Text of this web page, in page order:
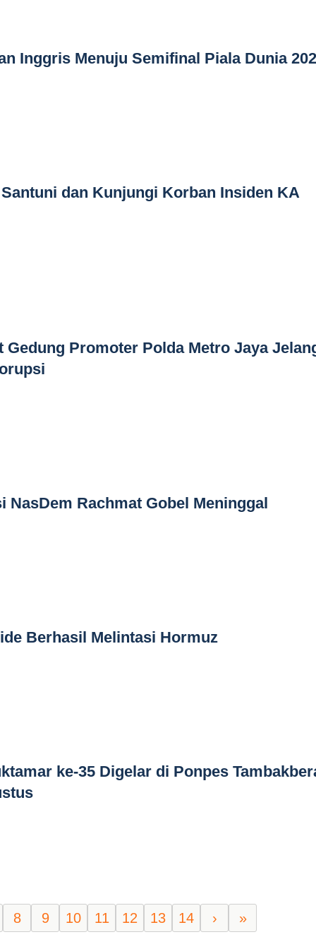
Inggris Menuju Semifinal Piala Dunia
dan Kunjungi Korban Insiden KA
Promoter Polda Metro Jaya
NasDem Rachmat Gobel Meninggal
Berhasil Melintasi Hormuz
ke-35 Digelar di Ponpes
8 9 10 11 12 13 14 › »